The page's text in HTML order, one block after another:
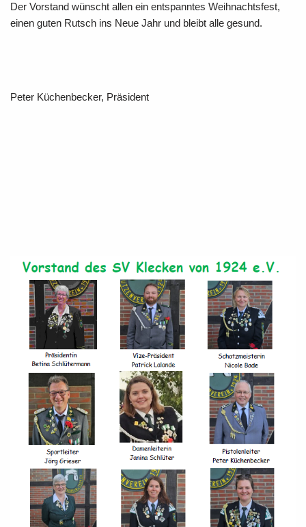
Der Vorstand wünscht allen ein entspanntes Weihnachtsfest,
einen guten Rutsch ins Neue Jahr und bleibt alle gesund.
Peter Küchenbecker, Präsident